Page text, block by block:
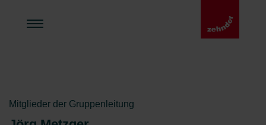
Mitglieder der Gruppenleitung